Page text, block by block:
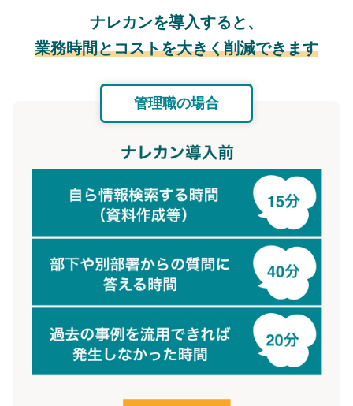
ナレカンを導入すると、
業務時間とコストを大きく削減できます
管理職の場合